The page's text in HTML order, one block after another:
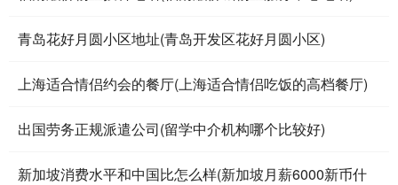
青岛花好月圆小区地址(青岛开发区花好月圆小区)
上海适合情侣约会的餐厅(上海适合情侣吃饭的高档餐厅)
出国劳务正规派遣公司(留学中介机构哪个比较好)
新加坡消费水平和中国比怎么样(新加坡月薪6000新币什